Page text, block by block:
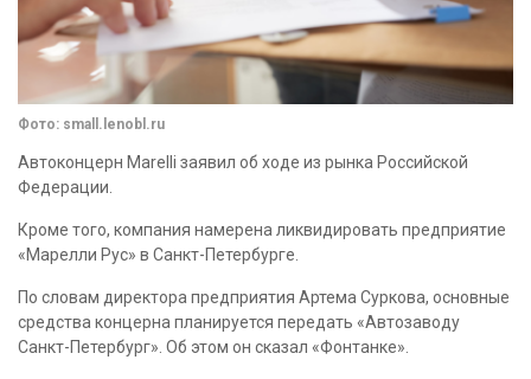
Фото: small.lenobl.ru
Автоконцерн Marelli заявил об ходе из рынка Российской
Федерации.
Кроме того, компания намерена ликвидировать предприятие
«Марелли Рус» в Санкт-Петербурге.
По словам директора предприятия Артема Суркова, основные
средства концерна планируется передать «Автозаводу
Санкт-Петербург». Об этом он сказал «Фонтанке».